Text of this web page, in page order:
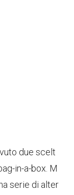
due scelt
in-a-box. M
serie di alter